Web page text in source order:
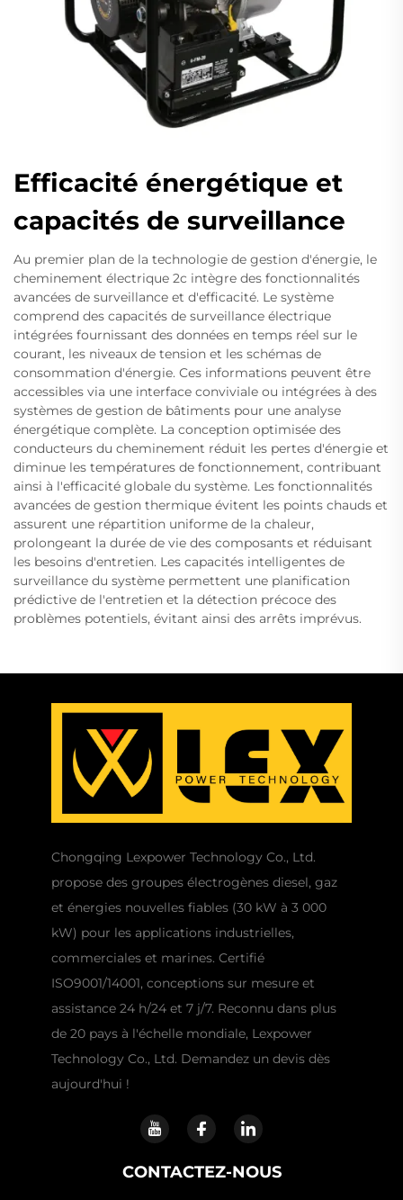
Efficacité énergétique et
capacités de surveillance
Au premier plan de la technologie de gestion d'énergie, le
cheminement électrique 2c intègre des fonctionnalités
avancées de surveillance et d'efficacité. Le système
comprend des capacités de surveillance électrique
intégrées fournissant des données en temps réel sur le
courant, les niveaux de tension et les schémas de
consommation d'énergie. Ces informations peuvent être
accessibles via une interface conviviale ou intégrées à des
systèmes de gestion de bâtiments pour une analyse
énergétique complète. La conception optimisée des
conducteurs du cheminement réduit les pertes d'énergie et
diminue les températures de fonctionnement, contribuant
ainsi à l'efficacité globale du système. Les fonctionnalités
avancées de gestion thermique évitent les points chauds et
assurent une répartition uniforme de la chaleur,
prolongeant la durée de vie des composants et réduisant
les besoins d'entretien. Les capacités intelligentes de
surveillance du système permettent une planification
prédictive de l'entretien et la détection précoce des
problèmes potentiels, évitant ainsi des arrêts imprévus.
Chongqing Lexpower Technology Co., Ltd.
propose des groupes électrogènes diesel, gaz
et énergies nouvelles fiables (30 kW à 3 000
kW) pour les applications industrielles,
commerciales et marines. Certifié
ISO9001/14001, conceptions sur mesure et
assistance 24 h/24 et 7 j/7. Reconnu dans plus
de 20 pays à l'échelle mondiale, Lexpower
Technology Co., Ltd. Demandez un devis dès
aujourd'hui !
CONTACTEZ-NOUS